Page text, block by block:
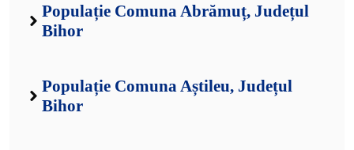
Populație Comuna Abrămuț, Județul
Bihor
Populație Comuna Aștileu, Județul
Bihor